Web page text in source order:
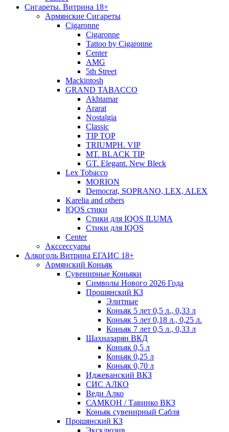
Сигареты. Витрина 18+
Армянские Сигареты
Cigaronne
Cigaronne
Tattoo by Cigaronne
Center
AMG
5th Street
Mackintosh
GRAND TABACCO
Akhtamar
Ararat
Nostalgia
Classic
TIP TOP
TRIUMPH. VIP
MT. BLACK TIP
GT. Elegant. New Bleck
Lex Tobacco
MORION
Democrat, SOPRANO, LEX, ALEX
Karelia and others
IQOS стики
Стики для IQOS ILUMA
Стики для IQOS
Сenter
Акссессуары
Алкоголь Витрина ЕГАИС 18+
Армянский Коньяк
Сувенирные Коньяки
Символы Нового 2026 Года
Прошянский КЗ
Элитные
Коньяк 5 лет 0,5 л., 0,33 л
Коньяк 5 лет 0,18 л., 0,25 л.
Коньяк 7 лет 0,5 л., 0,33 л
Шахназарян ВКД
Коньяк 0,5 л
Коньяк 0,25 л
Коньяк 0,70 л
Иджеванский ВКЗ
СИС АЛКО
Веди Алко
САМКОН / Тавинко ВКЗ
Коньяк сувенирный Сабля
Прошянский КЗ
Эксклюзив